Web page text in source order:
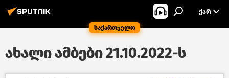
საქართველო
ᲥᲐᲠ
ახალი ამბები 21.10.2022-ს